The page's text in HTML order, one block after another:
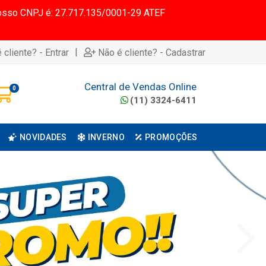
CNPJ é: 27.717.135/0001-29 ATEF
cliente? - Entrar | Não é cliente? - Cadastrar
0 Central de Vendas Online
(11) 3324-6411
NOVIDADES INVERNO PROMOÇÕES